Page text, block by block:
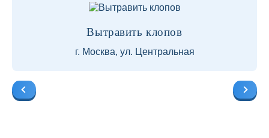
Вытравить клопов
г. Москва, ул. Центральная